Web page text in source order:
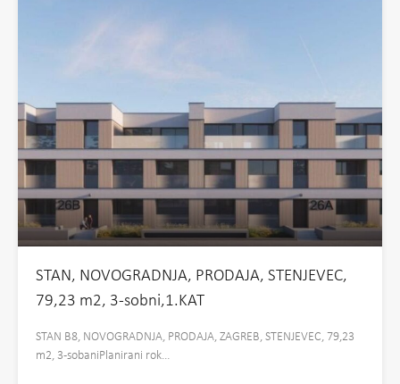
STAN, NOVOGRADNJA, PRODAJA, STENJEVEC,
79,23 m2, 3-sobni,1.KAT
STAN B8, NOVOGRADNJA, PRODAJA, ZAGREB, STENJEVEC, 79,23
m2, 3-sobaniPlanirani rok…